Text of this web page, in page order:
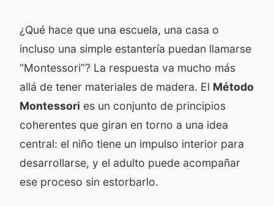
¿Qué hace que una escuela, una casa o
incluso una simple estantería puedan llamarse
“Montessori”? La respuesta va mucho más
allá de tener materiales de madera. El Método
Montessori es un conjunto de principios
coherentes que giran en torno a una idea
central: el niño tiene un impulso interior para
desarrollarse, y el adulto puede acompañar
ese proceso sin estorbarlo.